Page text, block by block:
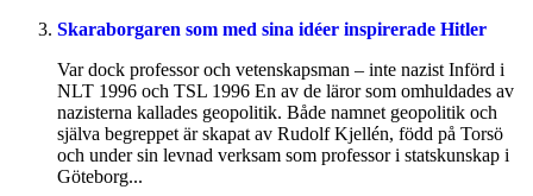
Skaraborgaren som med sina idéer inspirerade Hitler
Var dock professor och vetenskapsman – inte nazist Införd i
NLT 1996 och TSL 1996 En av de läror som omhuldades av
nazisterna kallades geopolitik. Både namnet geopolitik och
själva begreppet är skapat av Rudolf Kjellén, född på Torsö
och under sin levnad verksam som professor i statskunskap i
Göteborg...